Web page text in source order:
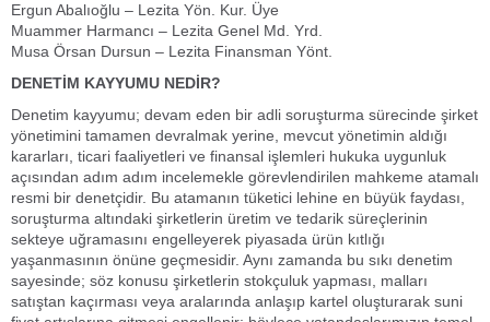
Ergun Abalıoğlu – Lezita Yön. Kur. Üye
Muammer Harmancı – Lezita Genel Md. Yrd.
Musa Örsan Dursun – Lezita Finansman Yönt.
DENETİM KAYYUMU NEDİR?
Denetim kayyumu; devam eden bir adli soruşturma sürecinde şirket
yönetimini tamamen devralmak yerine, mevcut yönetimin aldığı
kararları, ticari faaliyetleri ve finansal işlemleri hukuka uygunluk
açısından adım adım incelemekle görevlendirilen mahkeme atamalı
resmi bir denetçidir. Bu atamanın tüketici lehine en büyük faydası,
soruşturma altındaki şirketlerin üretim ve tedarik süreçlerinin
sekteye uğramasını engelleyerek piyasada ürün kıtlığı
yaşanmasının önüne geçmesidir. Aynı zamanda bu sıkı denetim
sayesinde; söz konusu şirketlerin stokçuluk yapması, malları
satıştan kaçırması veya aralarında anlaşıp kartel oluşturarak suni